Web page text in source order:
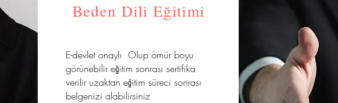
Beden Dili Eğitimi
E-devlet onaylı Olup ömür boyu
görünebilir eğitim sonrası sertifika
verilir uzaktan eğitim süreci sonrası
belgenizi alabilirsiniz